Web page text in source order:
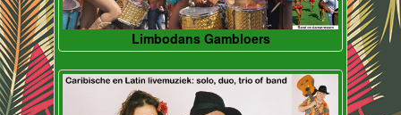
Limbodans Gambloers